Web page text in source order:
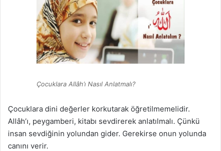
Çocuklara Allâh’ı Nasıl Anlatmalı?
Çocuklara dini değerler korkutarak öğretilmemelidir.
Allâh’ı, peygamberi, kitabı sevdirerek anlatılmalı. Çünkü
insan sevdiğinin yolundan gider. Gerekirse onun yolunda
canını verir.